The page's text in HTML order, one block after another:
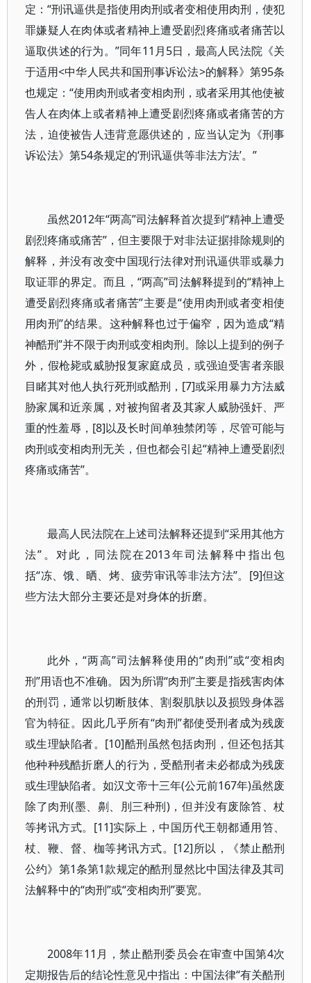
定：“刑讯逼供是指使用肉刑或者变相使用肉刑，使犯
罪嫌疑人在肉体或者精神上遭受剧烈疼痛或者痛苦以
逼取供述的行为。”同年11月5日，最高人民法院《关
于适用<中华人民共和国刑事诉讼法>的解释》第95条
也规定：“使用肉刑或者变相肉刑，或者采用其他使被
告人在肉体上或者精神上遭受剧烈疼痛或者痛苦的方
法，迫使被告人违背意愿供述的，应当认定为《刑事
诉讼法》第54条规定的‘刑讯逼供等非法方法’。”
虽然2012年“两高”司法解释首次提到“精神上遭受
剧烈疼痛或痛苦”，但主要限于对非法证据排除规则的
解释，并没有改变中国现行法律对刑讯逼供罪或暴力
取证罪的界定。而且，“两高”司法解释提到的“精神上
遭受剧烈疼痛或者痛苦”主要是“使用肉刑或者变相使
用肉刑”的结果。这种解释也过于偏窄，因为造成“精
神酷刑”并不限于肉刑或变相肉刑。除以上提到的例子
外，假枪毙或威胁报复家庭成员，或强迫受害者亲眼
目睹其对他人执行死刑或酷刑，[7]或采用暴力方法威
胁家属和近亲属，对被拘留者及其家人威胁强奸、严
重的性羞辱，[8]以及长时间单独禁闭等，尽管可能与
肉刑或变相肉刑无关，但也都会引起“精神上遭受剧烈
疼痛或痛苦”。
最高人民法院在上述司法解释还提到“采用其他方
法”。对此，同法院在2013年司法解释中指出包
括“冻、饿、晒、烤、疲劳审讯等非法方法”。[9]但这
些方法大部分主要还是对身体的折磨。
此外，“两高”司法解释使用的“肉刑”或“变相肉
刑”用语也不准确。因为所谓“肉刑”主要是指残害肉体
的刑罚，通常以切断肢体、割裂肌肤以及损毁身体器
官为特征。因此几乎所有“肉刑”都使受刑者成为残废
或生理缺陷者。[10]酷刑虽然包括肉刑，但还包括其
他种种残酷折磨人的行为，受酷刑者未必都成为残废
或生理缺陷者。如汉文帝十三年(公元前167年)虽然废
除了肉刑(墨、劓、刖三种刑)，但并没有废除笞、杖
等拷讯方式。[11]实际上，中国历代王朝都通用笞、
杖、鞭、督、枷等拷讯方式。[12]所以，《禁止酷刑
公约》第1条第1款规定的酷刑显然比中国法律及其司
法解释中的“肉刑”或“变相肉刑”要宽。
2008年11月，禁止酷刑委员会在审查中国第4次
定期报告后的结论性意见中指出：中国法律“有关酷刑